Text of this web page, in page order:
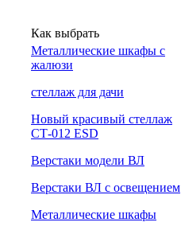
Как выбрать
Металлические шкафы с
жалюзи
cтеллаж для дачи
Новый красивый стеллаж
СТ-012 ESD
Верстаки модели ВЛ
Верстаки ВЛ с освещением
Металлические шкафы